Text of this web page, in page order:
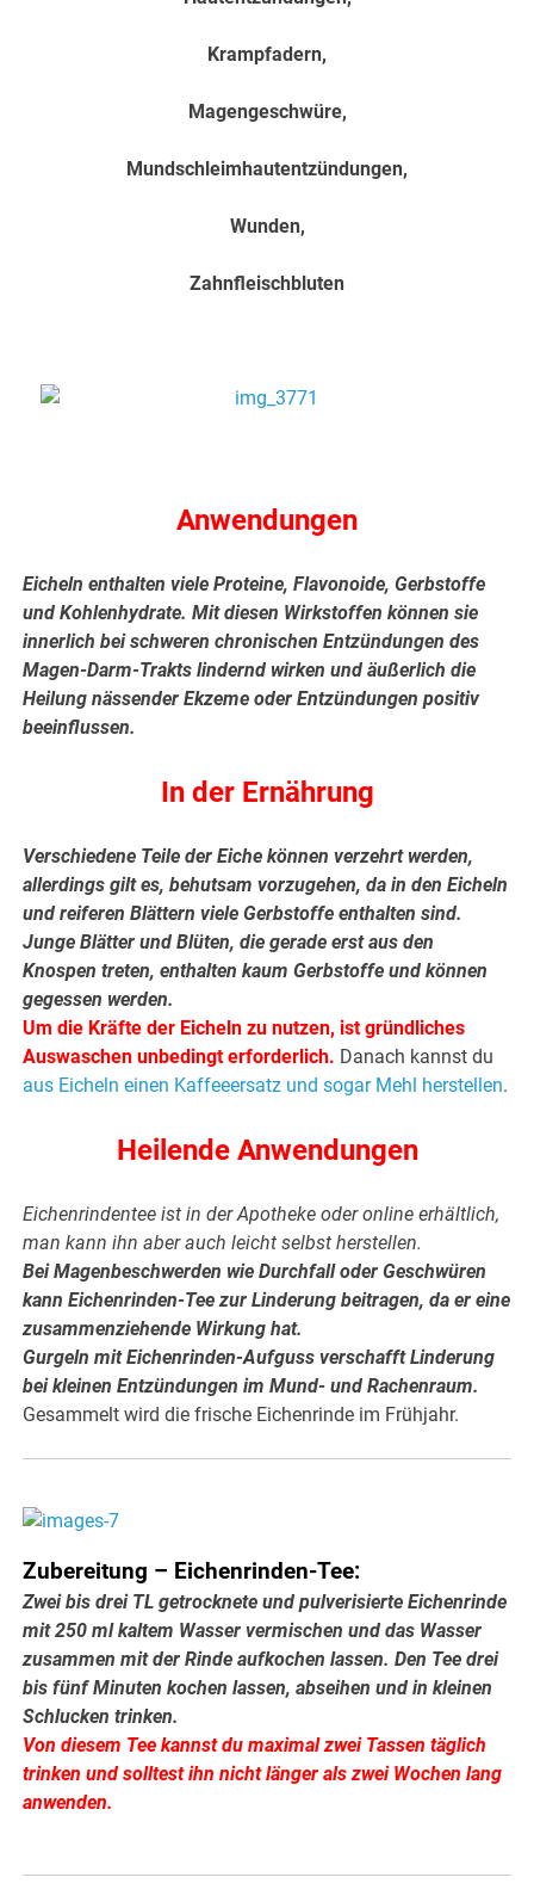
Krampfadern,
Magengeschwüre,
Mundschleimhautentzündungen,
Wunden,
Zahnfleischbluten
Anwendungen
Eicheln enthalten viele Proteine, Flavonoide, Gerbstoffe
und Kohlenhydrate. Mit diesen Wirkstoffen können sie
innerlich bei schweren chronischen Entzündungen des
Magen-Darm-Trakts lindernd wirken und äußerlich die
Heilung nässender Ekzeme oder Entzündungen positiv
beeinflussen.
In der Ernährung
Verschiedene Teile der Eiche können verzehrt werden,
allerdings gilt es, behutsam vorzugehen, da in den Eicheln
und reiferen Blättern viele Gerbstoffe enthalten sind.
Junge Blätter und Blüten, die gerade erst aus den
Knospen treten, enthalten kaum Gerbstoffe und können
gegessen werden.
Um die Kräfte der Eicheln zu nutzen, ist gründliches
Auswaschen unbedingt erforderlich. Danach kannst du
aus Eicheln einen Kaffeeersatz und sogar Mehl herstellen.
Heilende Anwendungen
Eichenrindentee ist in der Apotheke oder online erhältlich,
man kann ihn aber auch leicht selbst herstellen.
Bei Magenbeschwerden wie Durchfall oder Geschwüren
kann Eichenrinden-Tee zur Linderung beitragen, da er eine
zusammenziehende Wirkung hat.
Gurgeln mit Eichenrinden-Aufguss verschafft Linderung
bei kleinen Entzündungen im Mund- und Rachenraum.
Gesammelt wird die frische Eichenrinde im Frühjahr.
Zubereitung – Eichenrinden-Tee:
Zwei bis drei TL getrocknete und pulverisierte Eichenrinde
mit 250 ml kaltem Wasser vermischen und das Wasser
zusammen mit der Rinde aufkochen lassen. Den Tee drei
bis fünf Minuten kochen lassen, abseihen und in kleinen
Schlucken trinken.
Von diesem Tee kannst du maximal zwei Tassen täglich
trinken und solltest ihn nicht länger als zwei Wochen lang
anwenden.